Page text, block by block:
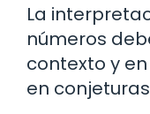
La
números
contexto y
en